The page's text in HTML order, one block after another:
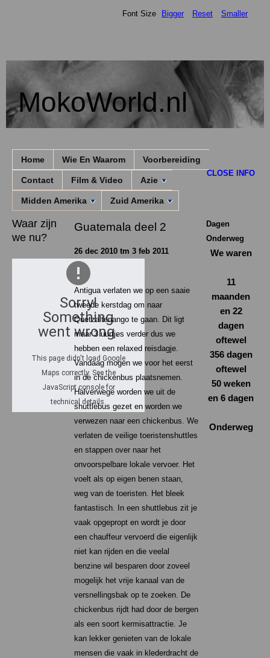
MokoWorld.nl
Font Size Bigger Reset Smaller
Home Wie En Waarom Voorbereiding
Contact Film & Video Azie
Midden Amerika Zuid Amerika
Waar zijn
we nu?
Sorry!
Something
went wrong.
This page didn't load Google
Maps correctly. See the
JavaScript console for
technical details.
Guatemala deel 2
26 dec 2010 tm 3 feb 2011
Antigua verlaten we op een saaie
tweede kerstdag om naar
Quetzaltenango te gaan. Dit ligt
maar 3 uurtjes verder dus we
hebben een relaxed reisdagje.
Vandaag mogen we voor het eerst
in de chickenbus plaatsnemen.
Halverwege worden we uit de
shuttlebus gezet en worden we
verwezen naar een chickenbus. We
verlaten de veilige toeristenshuttles
en stappen over naar het
onvoorspelbare lokale vervoer. Het
voelt als op eigen benen staan,
weg van de toeristen. Het bleek
fantastisch. In een shuttlebus zit je
vaak opgepropt en wordt je door
een chauffeur vervoerd die eigenlijk
niet kan rijden en die veelal
benzine wil besparen door zoveel
mogelijk het vrije kanaal van de
versnellingsbak op te zoeken. De
chickenbus rijdt had door de bergen
als een soort kermisattractie. Je
kan lekker genieten van de lokale
mensen die vaak in klederdracht de
CLOSE INFO
Dagen
Onderweg
We waren
11
maanden
en 22
dagen
oftewel
356 dagen
oftewel
50 weken
en 6 dagen
Onderweg